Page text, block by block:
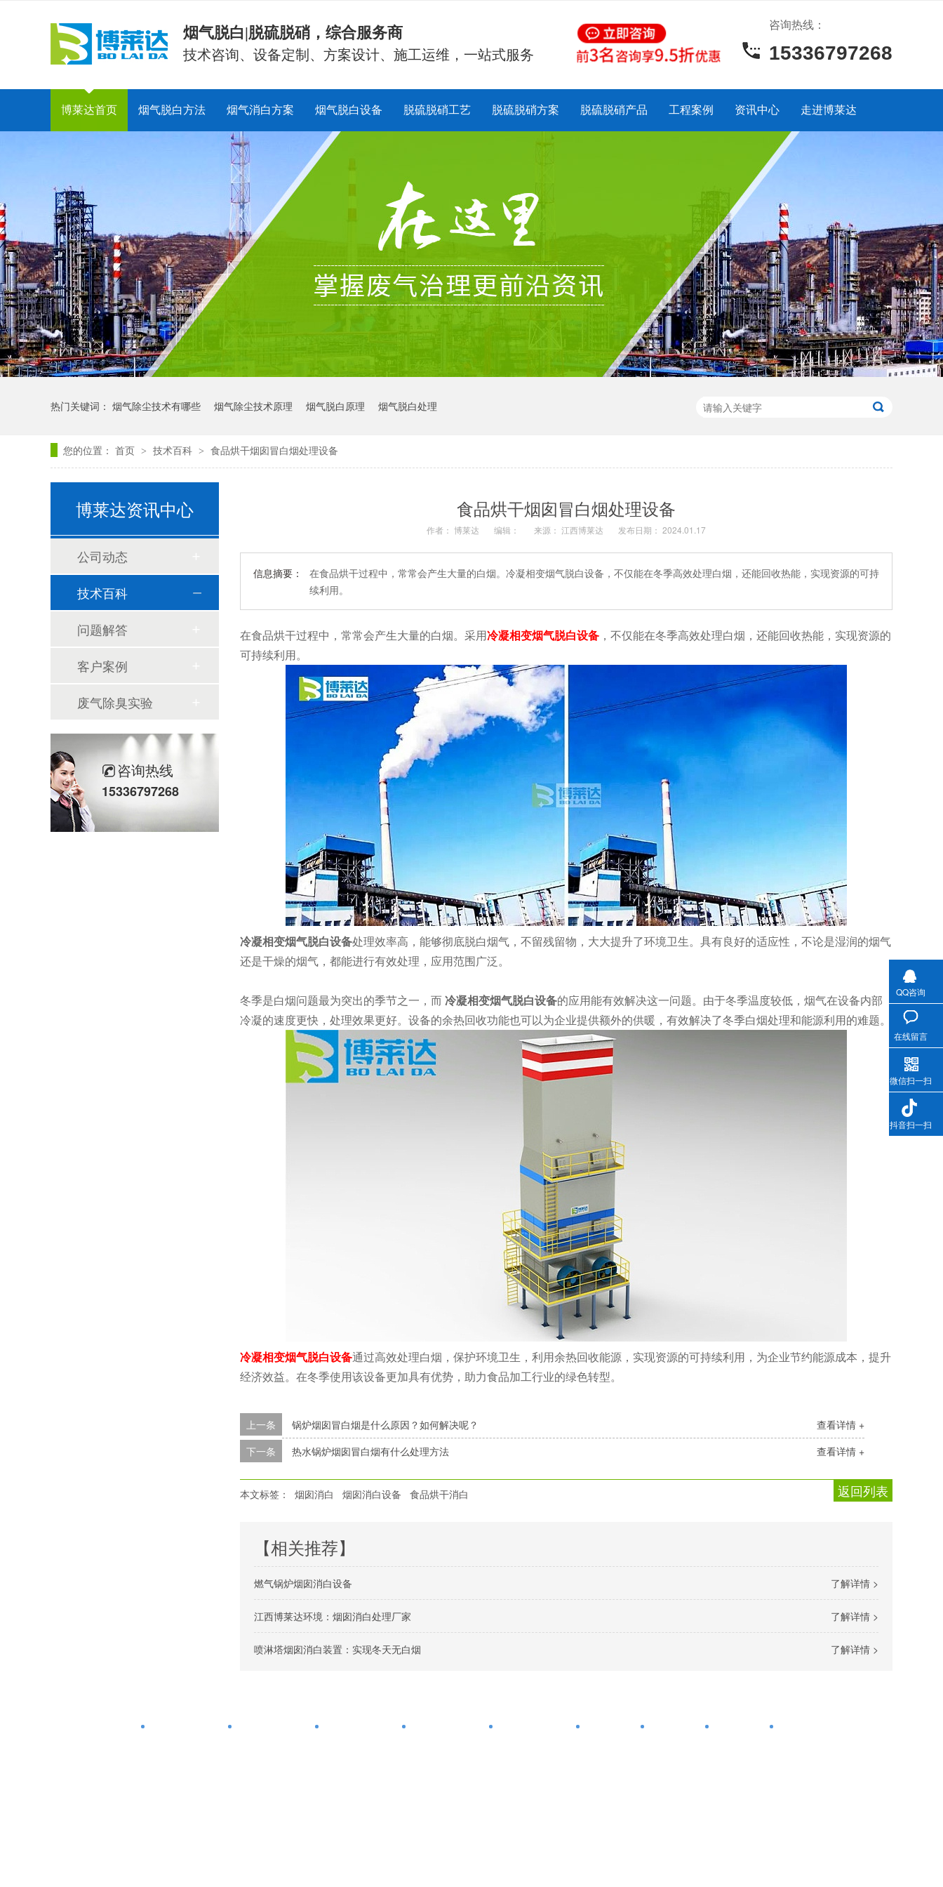
烟气脱白|脱硫脱硝，综合服务商
技术咨询、设备定制、方案设计、施工运维，一站式服务
咨询热线：
15336797268
博莱达首页 烟气脱白方法 烟气消白方案 烟气脱白设备 脱硫脱硝工艺 脱硫脱硝方案 脱硫脱硝产品 工程案例 资讯中心 走进博莱达
热门关键词： 烟气除尘技术有哪些 烟气除尘技术原理 烟气脱白原理 烟气脱白处理
您的位置： 首页 > 技术百科 > 食品烘干烟囱冒白烟处理设备
食品烘干烟囱冒白烟处理设备
作者： 博莱达 编辑： 来源： 江西博莱达 发布日期： 2024.01.17
信息摘要：
在食品烘干过程中，常常会产生大量的白烟。冷凝相变烟气脱白设备，不仅能在冬季高效处理白烟，还能回收热能，实现资源的可持
续利用。
在食品烘干过程中，常常会产生大量的白烟。采用冷凝相变烟气脱白设备 ，不仅能在冬季高效处理白烟，还能回收热能，实现资源的
可持续利用。
冷凝相变烟气脱白设备处理效率高，能够彻底脱白烟气，不留残留物，大大提升了环境卫生。具有良好的适应性，不论是湿润的烟气
还是干燥的烟气，都能进行有效处理，应用范围广泛。
冬季是白烟问题最为突出的季节之一，而 冷凝相变烟气脱白设备的应用能有效解决这一问题。由于冬季温度较低，烟气在设备内部
冷凝的速度更快，处理效果更好。设备的余热回收功能也可以为企业提供额外的供暖，有效解决了冬季白烟处理和能源利用的难题。
冷凝相变烟气脱白设备通过高效处理白烟，保护环境卫生，利用余热回收能源，实现资源的可持续利用，为企业节约能源成本，提升
经济效益。在冬季使用该设备更加具有优势，助力食品加工行业的绿色转型。
查看详情 +
上一条
锅炉烟囱冒白烟是什么原因？如何解决呢？
查看详情 +
下一条 热水锅炉烟囱冒白烟有什么处理方法
返回列表
本文标签： 烟囱消白 烟囱消白设备 食品烘干消白
【相关推荐】
了解详情 >
燃气锅炉烟囱消白设备
了解详情 >
江西博莱达环境：烟囱消白处理厂家
了解详情 >
喷淋塔烟囱消白装置：实现冬天无白烟
博莱达资讯中心
公司动态
技术百科
问题解答
客户案例
废气除臭实验
咨询热线
15336797268
QQ咨询
在线留言
微信扫一扫
抖音扫一扫